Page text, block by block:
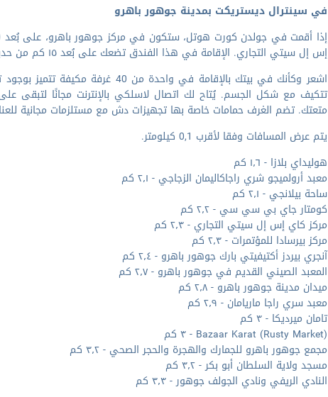
في سينترال ديستريكت بمدينة جوهور باهرو
إس إل سيتي التجاري. الإقامة في هذا الفندق تضعك على بُعد ١٥ كم من حديقة سنغافورة للحيوانات و٢٠٫٣ كم من LE
اشعر وكأنك في بيتك بالإقامة في
تتكيف مع شكل الجسم. يُتاح لك اتصال لاسلكي بالإنترنت مجانًا لتبقى
متعتك. تضم الغرف حمامات خاصة بها تجهيزات دش مع مستلزمات مجانية
يتم عرض المسافات وفقا لأقرب 0,1 كيلومتر.
هوليداي بلازا - ١٫٦ كم
معبد أرولميجو شري راجاكاليمان الزجاجي - ٢٫١ كم
ساحة بيلانجي - ٢٫١ كم
كومتار جاي بي سي سي - ٢٫٢ كم
مركز كاي إس إل سيتي التجاري - ٢٫٣ كم
مركز بيرسادا للمؤتمرات - ٢٫٣ كم
آنجري بيردز أكتيفيتي بارك جوهور باهرو - ٢٫٤ كم
المعبد الصيني القديم في جوهور باهرو - ٢٫٧ كم
ميدان مدينة جوهور باهرو - ٢٫٨ كم
معبد سري راجا ماريامان - ٢٫٩ كم
تامان ميرديكا - ٣ كم
Bazaar Karat (Rusty Market) - ٣ كم
مجمع جوهور باهرو للجمارك والهجرة والحجر الصحي - ٣٫٢ كم
مسجد ولاية السلطان أبو بكر - ٣٫٢ كم
النادي الريفي ونادي الجولف جوهور - ٣٫٣ كم